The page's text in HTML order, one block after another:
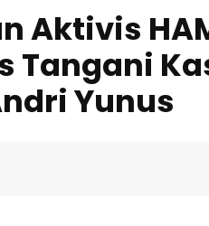
Aktivis
Tangani
Yunus